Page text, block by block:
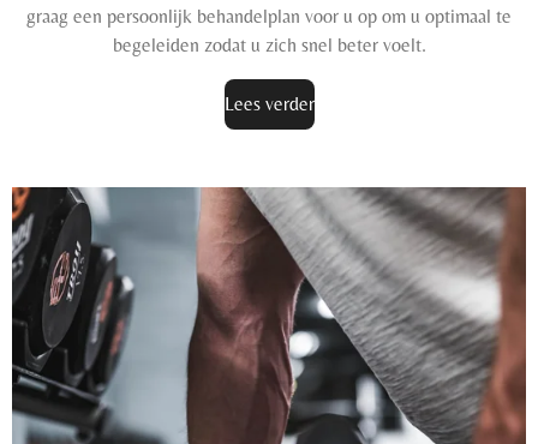
graag een persoonlijk behandelplan voor u op om u optimaal te
begeleiden zodat u zich snel beter voelt.
Lees verder